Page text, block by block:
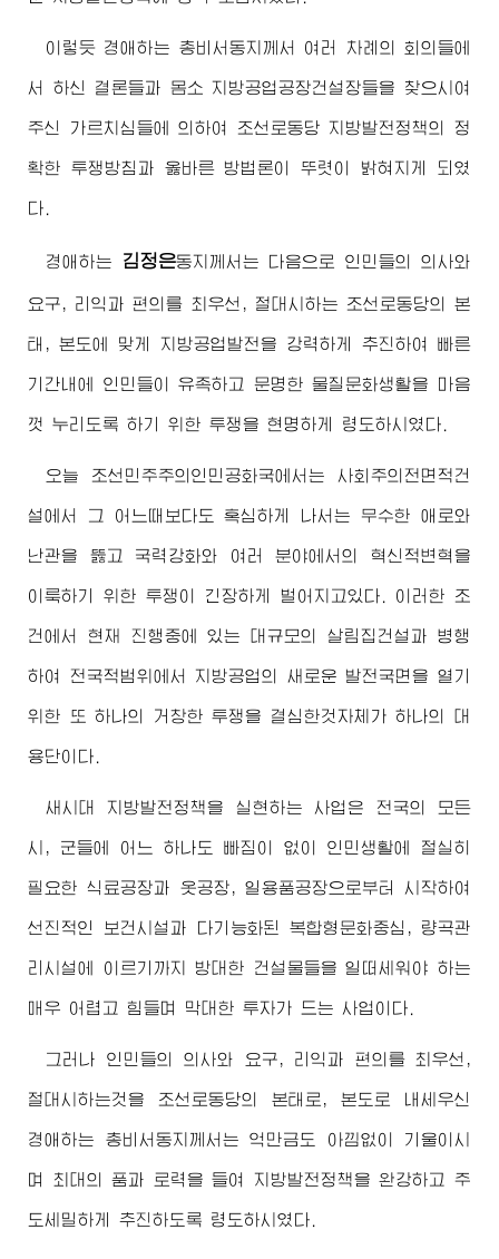
이렇듯 경애하는 총비서동지께서 여러 차례의 회의들에
서 하신 결론들과 몸소 지방공업공장건설장들을 찾으시여
주신 가르치심들에 의하여 조선로동당 지방발전정책의 정
확한 투쟁방침과 옳바른 방법론이 뚜렷이 밝혀지게 되였
다.
경애하는 김정은동지께서 는 다음으로 인민들의 의사와
요구, 리익과 편의를 최우선, 절대시하는 조선로동당의 본
태, 본도에 맞게 지방공업발전을 강력하게 추진하여 빠른
기간내에 인민들이 유족하고 문명한 물질문화생활을 마음
껏 누리도록 하기 위한 투쟁을 현명하게 령도하시였다.
오늘 조선민주주의인민공화국에서는 사회주의전면적건
설에서 그 어느때보다도 혹심하게 나서는 무수한 애로와
난관을 뚫고 국력강화와 여러 분야에서의 혁신적변혁을
이룩하기 위한 투쟁이 긴장하게 벌어지고있다. 이러한 조
건에서 현재 진행중에 있는 대규모의 살림집건설과 병행
하여 전국적범위에서 지방공업의 새로운 발전국면을 열기
위한 또 하나의 거창한 투쟁을 결심한것자체가 하나의 대
용단이다.
새시대 지방발전정책을 실현하는 사업은 전국의 모든
시, 군들에 어느 하나도 빠짐이 없이 인민생활에 절실히
필요한 식료공장과 옷공장, 일용품공장으로부터 시작하여
선진적인 보건시설과 다기능화된 복합형문화중심, 량곡관
리시설에 이르기까지 방대한 건설물들을 일떠세워야 하는
매우 어렵고 힘들며 막대한 투자가 드는 사업이다.
그러나 인민들의 의사와 요구, 리익과 편의를 최우선,
절대시하는것을 조선로동당의 본태로, 본도로 내세우신
경애하는 총비서동지께서 는 억만금도 아낌없이 기울이시
며 최대의 품과 로력을 들여 지방발전정책을 완강하고 주
도세밀하게 추진하도록 령도하시였다.